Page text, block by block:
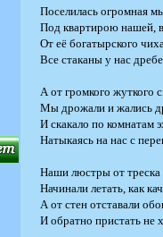
Поселилась огромная
Под квартирою нашей,
От её богатырского
Все стаканы у нас
А от громкого жуткого
Мы дрожали и жались
И скакало по комнатам
Натыкаясь на нас с
Наши люстры от треска
Начинали летать, как
А от стен отставали
И обратно пристать не